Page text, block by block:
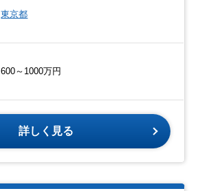
東京都
600～1000万円
詳しく見る